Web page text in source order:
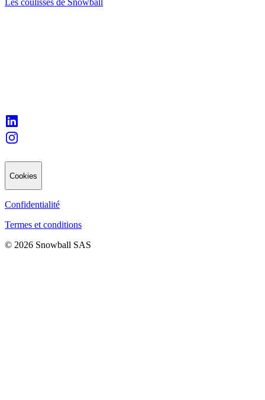
Cookies
Confidentialité
Termes et conditions
© 2026 Snowball SAS